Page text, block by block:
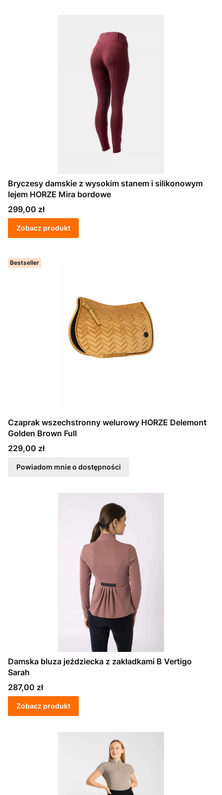
Bryczesy damskie z wysokim stanem i silikonowym
lejem HORZE Mira bordowe
Cena
299,00 zł
Zobacz produkt
Bestseller
Czaprak wszechstronny welurowy HORZE Delemont
Golden Brown Full
Cena
229,00 zł
Powiadom mnie o dostępności
Damska bluza jeździecka z zakładkami B Vertigo
Sarah
Cena
287,00 zł
Zobacz produkt